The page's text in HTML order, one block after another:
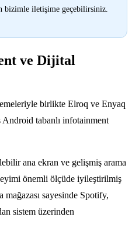
bizimle iletişime geçebilirsiniz.
ve Dijital
birlikte Elroq ve Enyaq
tabanlı infotainment
ana ekran ve gelişmiş arama
önemli ölçüde iyileştirilmiş
sayesinde Spotify,
sistem üzerinden